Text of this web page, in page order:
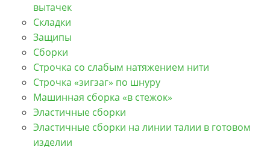
вытачек
Складки
Защипы
Сборки
Строчка со слабым натяжением нити
Строчка «зигзаг» по шнуру
Машинная сборка «в стежок»
Эластичные сборки
Эластичные сборки на линии талии в готовом
изделии